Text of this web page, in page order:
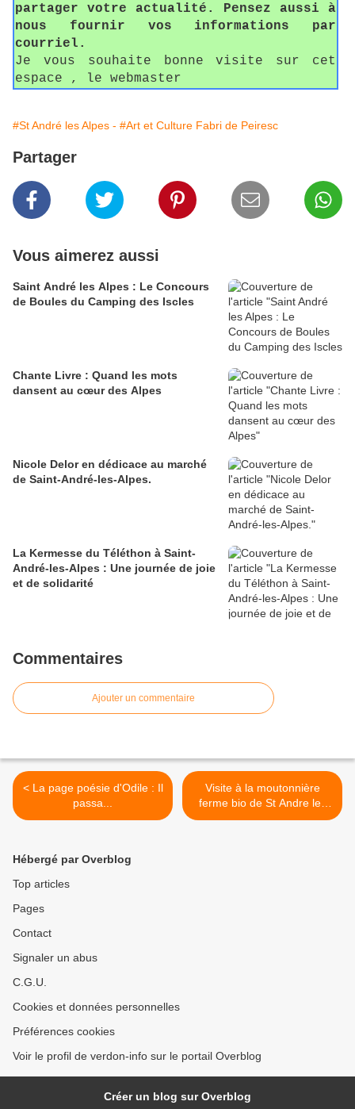
partager votre actualité. Pensez aussi à
nous fournir vos informations par
courriel.
Je vous souhaite bonne visite sur cet
espace , le webmaster
#St André les Alpes - #Art et Culture Fabri de Peiresc
Partager
Vous aimerez aussi
Saint André les Alpes : Le Concours
de Boules du Camping des Iscles
Chante Livre : Quand les mots
dansent au cœur des Alpes
Nicole Delor en dédicace au marché
de Saint-André-les-Alpes.
La Kermesse du Téléthon à Saint-
André-les-Alpes : Une journée de joie
et de solidarité
Commentaires
Ajouter un commentaire
< La page poésie d'Odile : Il
passa...
Visite à la moutonnière
ferme bio de St Andre les
Alpes >
Hébergé par Overblog
Top articles
Pages
Contact
Signaler un abus
C.G.U.
Cookies et données personnelles
Préférences cookies
Voir le profil de verdon-info sur le portail Overblog
Créer un blog sur Overblog